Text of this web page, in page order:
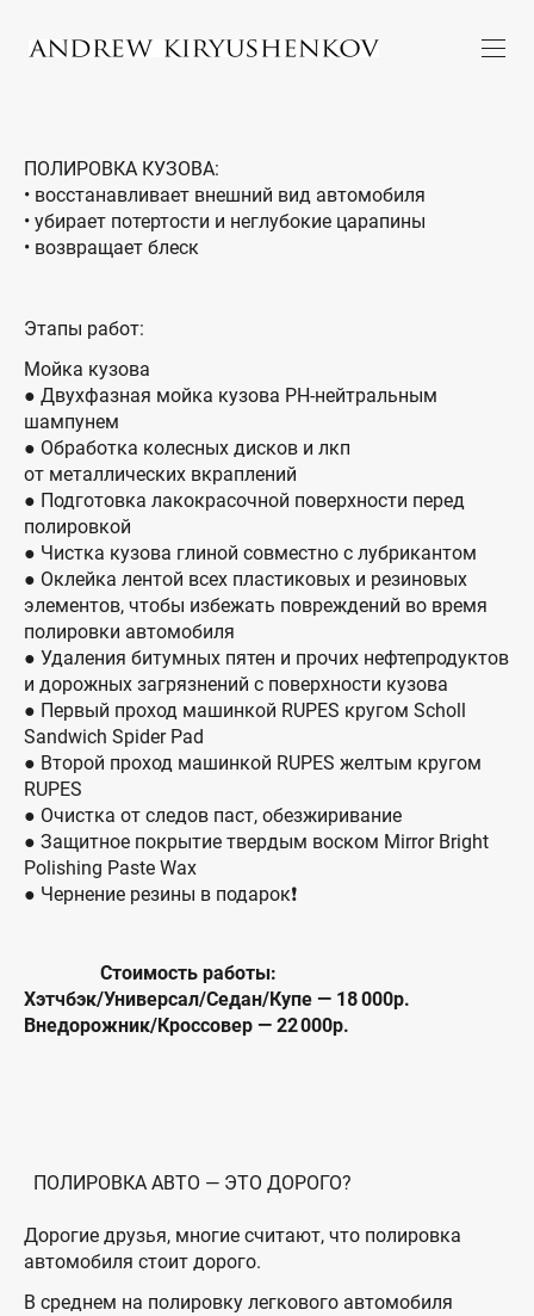
ПОЛИРОВКА КУЗОВА:
• восстанавливает внешний вид автомобиля
• убирает потертости и неглубокие царапины
• возвращает блеск
Этапы работ:
Мойка кузова
● Двухфазная мойка кузова PH-нейтральным
шампунем
● Обработка колесных дисков и лкп
от металлических вкраплений
● Подготовка лакокрасочной поверхности перед
полировкой
● Чистка кузова глиной совместно с лубрикантом
● Оклейка лентой всех пластиковых и резиновых
элементов, чтобы избежать повреждений во время
полировки автомобиля
● Удаления битумных пятен и прочих нефтепродуктов
и дорожных загрязнений с поверхности кузова
● Первый проход машинкой RUPES кругом Scholl
Sandwich Spider Pad
● Второй проход машинкой RUPES желтым кругом
RUPES
● Очистка от следов паст, обезжиривание
● Защитное покрытие твердым воском Mirror Bright
Polishing Paste Wax
● Чернение резины в подарок❗
Стоимость работы:
Хэтчбэк/Универсал/Седан/Купе — 18 000р.
Внедорожник/Кроссовер — 22 000р.
ПОЛИРОВКА АВТО — ЭТО ДОРОГО?
Дорогие друзья, многие считают, что полировка
автомобиля стоит дорого.
В среднем на полировку легкового автомобиля